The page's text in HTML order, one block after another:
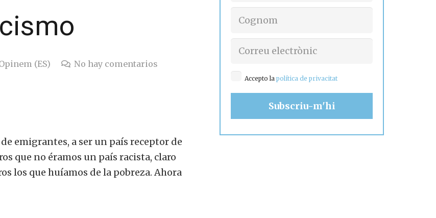
(ES) No hay comentarios
emigrantes, a ser un país receptor de
que no éramos un país racista, claro
los que huíamos de la pobreza. Ahora
Accepto lapolítica de privacitat